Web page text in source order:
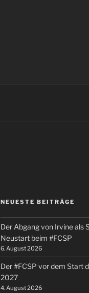
NEUESTE BEITRÄGE
Der Abgang von Irvine als
Neustart beim #FCSP
6. August 2026
Der #FCSP vor dem Start
2027
4. August 2026